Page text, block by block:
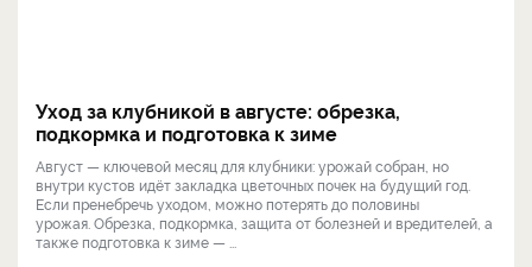
Уход за клубникой в августе: обрезка,
подкормка и подготовка к зиме
Август — ключевой месяц для клубники: урожай собран, но
внутри кустов идёт закладка цветочных почек на будущий год.
Если пренебречь уходом, можно потерять до половины
урожая. Обрезка, подкормка, защита от болезней и вредителей, а
также подготовка к зиме — ...